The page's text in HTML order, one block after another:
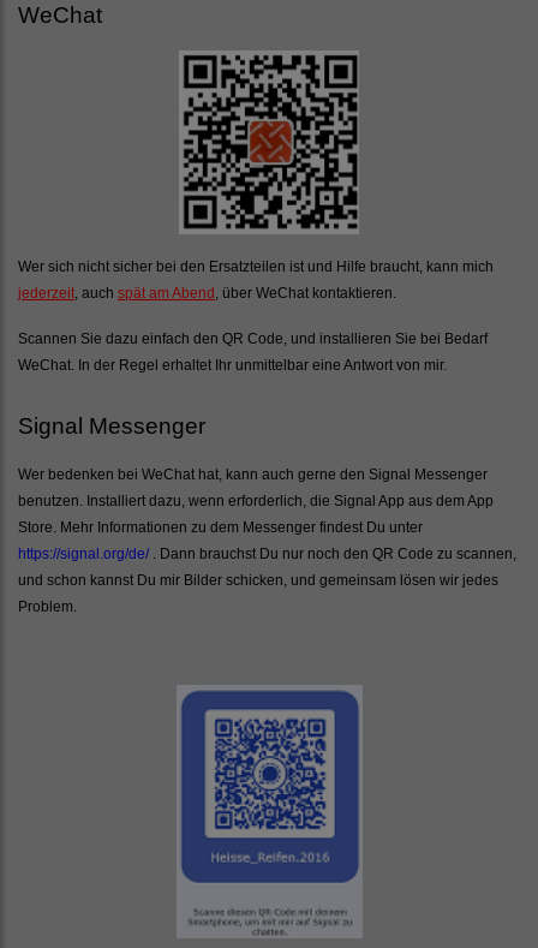
WeChat
Wer sich nicht sicher bei den Ersatzteilen ist und Hilfe braucht, kann mich
jederzeit , auch spät am Abend , über WeChat kontaktieren.
Scannen Sie dazu einfach den QR Code, und installieren Sie bei Bedarf
WeChat. In der Regel erhaltet Ihr unmittelbar eine Antwort von mir.
Signal Messenger
Wer bedenken bei WeChat hat, kann auch gerne den Signal Messenger
benutzen. Installiert dazu, wenn erforderlich, die Signal App aus dem App
Store. Mehr Informationen zu dem Messenger findest Du unter
https://signal.org/de/ . Dann brauchst Du nur noch den QR Code zu scannen,
und schon kannst Du mir Bilder schicken, und gemeinsam lösen wir jedes
Problem.